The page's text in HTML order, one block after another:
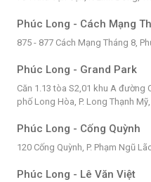
Phúc Long - Cách Mạng
875 - 877 Cách Mạng Tháng 8,
Phúc Long - Grand Park
Căn 1.13 tòa S2,01 khu A đường
phố Long Hòa, P. Long Thạnh
Phúc Long - Cống Quỳnh
120 Cống Quỳnh, P. Phạm Ngũ
Phúc Long - Lê Văn Việt